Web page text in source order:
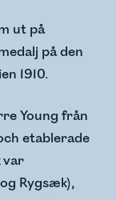
ut på
på den
1910.
Young från
etablerade
var
Rygsæk),